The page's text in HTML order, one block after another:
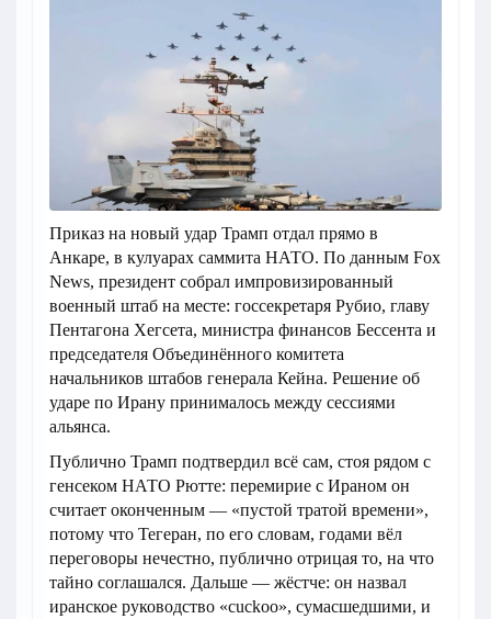
Приказ на новый удар Трамп отдал прямо в
Анкаре, в кулуарах саммита НАТО. По данным Fox
News, президент собрал импровизированный
военный штаб на месте: госсекретаря Рубио, главу
Пентагона Хегсета, министра финансов Бессента и
председателя Объединённого комитета
начальников штабов генерала Кейна. Решение об
ударе по Ирану принималось между сессиями
альянса.
Публично Трамп подтвердил всё сам, стоя рядом с
генсеком НАТО Рютте: перемирие с Ираном он
считает оконченным — «пустой тратой времени»,
потому что Тегеран, по его словам, годами вёл
переговоры нечестно, публично отрицая то, на что
тайно соглашался. Дальше — жёстче: он назвал
иранское руководство «cuckoo», сумасшедшими, и